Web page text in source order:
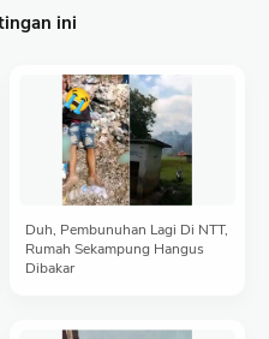
ini
Duh, Pembunuhan Lagi Di NTT,
Rumah Sekampung Hangus
Dibakar